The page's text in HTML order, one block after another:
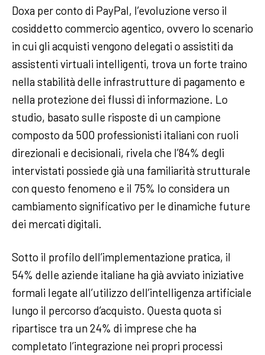
Doxa per conto di PayPal, l’evoluzione verso il
cosiddetto commercio agentico, ovvero lo scenario
in cui gli acquisti vengono delegati o assistiti da
assistenti virtuali intelligenti, trova un forte traino
nella stabilità delle infrastrutture di pagamento e
nella protezione dei flussi di informazione. Lo
studio, basato sulle risposte di un campione
composto da 500 professionisti italiani con ruoli
direzionali e decisionali, rivela che l’84% degli
intervistati possiede già una familiarità strutturale
con questo fenomeno e il 75% lo considera un
cambiamento significativo per le dinamiche future
dei mercati digitali.
Sotto il profilo dell’implementazione pratica, il
54% delle aziende italiane ha già avviato iniziative
formali legate all’utilizzo dell’intelligenza artificiale
lungo il percorso d’acquisto. Questa quota si
ripartisce tra un 24% di imprese che ha
completato l’integrazione nei propri processi